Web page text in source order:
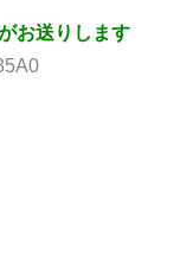
お送りします